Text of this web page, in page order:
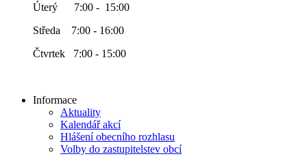
Úterý 7:00 - 15:00
Středa 7:00 - 16:00
Čtvrtek 7:00 - 15:00
Informace
Aktuality
Kalendář akcí
Hlášení obecního rozhlasu
Volby do zastupitelstev obcí